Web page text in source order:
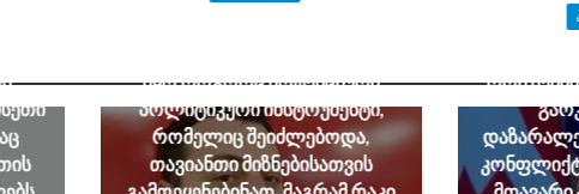
იყო როგორც პოტენციური
პოლიტიკური ინსტრუმენტი,
რომელიც შეიძლებოდა,
თავიანთი მიზნებისათვის
რომ